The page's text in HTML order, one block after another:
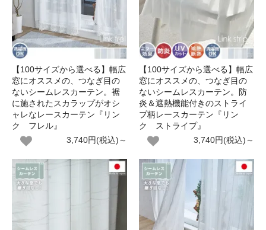
【100サイズから選べる】幅広
窓にオススメの、つなぎ目の
ないシームレスカーテン。裾
に施されたスカラップがオシ
ャレなレースカーテン『リン
ク フレル』
3,740円(税込)～
【100サイズから選べる】幅広
窓にオススメの、つなぎ目の
ないシームレスカーテン。防
炎＆遮熱機能付きのストライ
プ柄レースカーテン『リン
ク ストライプ』
3,740円(税込)～